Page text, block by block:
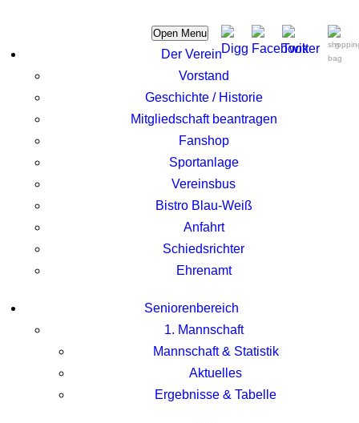
0
Open Menu
Der Verein
Vorstand
Geschichte / Historie
Mitgliedschaft beantragen
Fanshop
Sportanlage
Vereinsbus
Bistro Blau-Weiß
Anfahrt
Schiedsrichter
Ehrenamt
Seniorenbereich
1. Mannschaft
Mannschaft & Statistik
Aktuelles
Ergebnisse & Tabelle